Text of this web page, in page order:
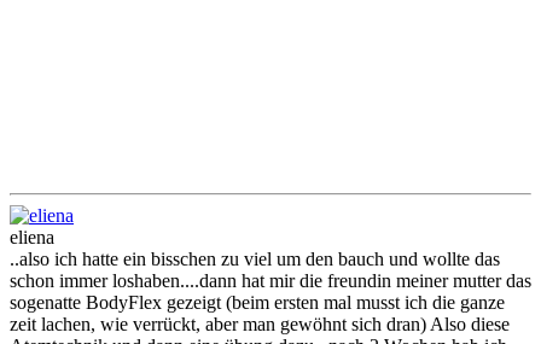
eliena
..also ich hatte ein bisschen zu viel um den bauch und wollte das
schon immer loshaben....dann hat mir die freundin meiner mutter das
sogenatte BodyFlex gezeigt (beim ersten mal musst ich die ganze
zeit lachen, wie verrückt, aber man gewöhnt sich dran) Also diese